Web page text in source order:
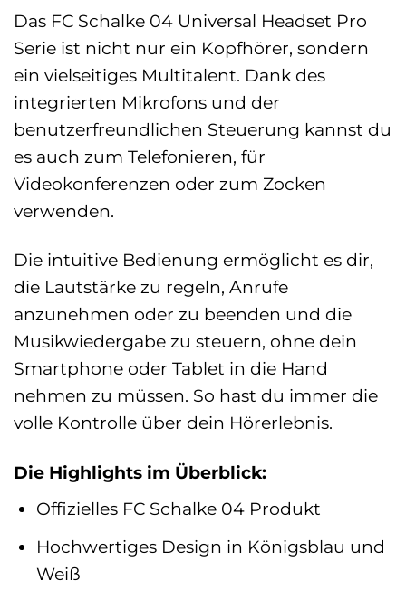
Das FC Schalke 04 Universal Headset Pro
Serie ist nicht nur ein Kopfhörer, sondern
ein vielseitiges Multitalent. Dank des
integrierten Mikrofons und der
benutzerfreundlichen Steuerung kannst du
es auch zum Telefonieren, für
Videokonferenzen oder zum Zocken
verwenden.
Die intuitive Bedienung ermöglicht es dir,
die Lautstärke zu regeln, Anrufe
anzunehmen oder zu beenden und die
Musikwiedergabe zu steuern, ohne dein
Smartphone oder Tablet in die Hand
nehmen zu müssen. So hast du immer die
volle Kontrolle über dein Hörerlebnis.
Die Highlights im Überblick:
Offizielles FC Schalke 04 Produkt
Hochwertiges Design in Königsblau und
Weiß